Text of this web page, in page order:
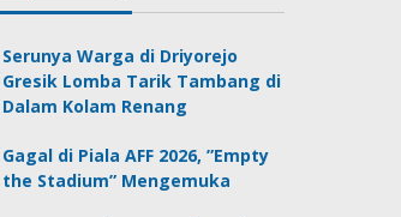
Serunya Warga di Driyorejo
Gresik Lomba Tarik Tambang di
Dalam Kolam Renang
Gagal di Piala AFF 2026, ”Empty
the Stadium” Mengemuka